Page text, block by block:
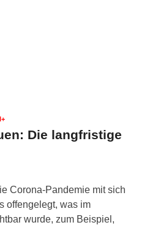
Die langfristige
Corona-Pandemie mit sich
offengelegt, was im
wurde, zum Beispiel,